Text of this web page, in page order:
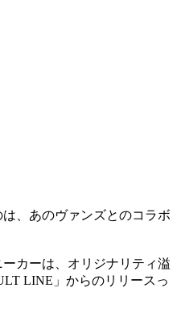
、あのヴァンズとのコラボ
カーは、オリジナリティ溢
LINE」からのリリースっ